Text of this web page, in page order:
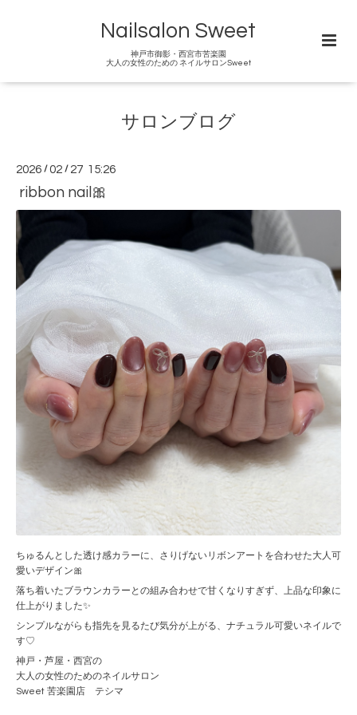
Nailsalon Sweet
神戸市御影・西宮市苦楽園
大人の女性のための ネイルサロンSweet
サロンブログ
2026 /02 / 27 15:26
ribbon nail🎀
ちゅるんとした透け感カラーに、さりげないリボンアートを合わせた大人可
愛いデザイン🎀
落ち着いたブラウンカラーとの組み合わせで甘くなりすぎず、上品な印象に
仕上がりました✨
シンプルながらも指先を見るたび気分が上がる、ナチュラル可愛いネイルで
す♡
神戸・芦屋・西宮の
大人の女性のためのネイルサロン
Sweet 苦楽園店 テシマ